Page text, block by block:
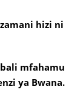
hizi ni
mfahamu
ya Bwana.